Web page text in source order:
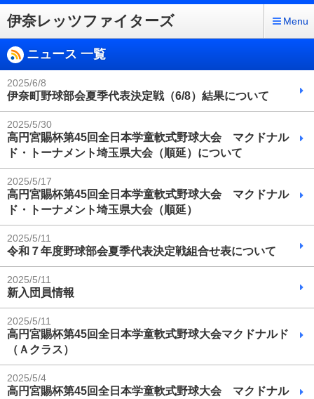
伊奈レッツファイターズ Menu
ニュース 一覧
2025/6/8
伊奈町野球部会夏季代表決定戦（6/8）結果について
2025/5/30
高円宮賜杯第45回全日本学童軟式野球大会 マクドナル
ド・トーナメント埼玉県大会（順延）について
2025/5/17
高円宮賜杯第45回全日本学童軟式野球大会 マクドナル
ド・トーナメント埼玉県大会（順延）
2025/5/11
令和７年度野球部会夏季代表決定戦組合せ表について
2025/5/11
新入団員情報
2025/5/11
高円宮賜杯第45回全日本学童軟式野球大会マクドナルド
（Ａクラス）
2025/5/4
高円宮賜杯第45回全日本学童軟式野球大会 マクドナル